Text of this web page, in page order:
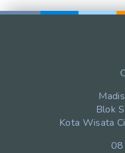
Blok
Kota Wisata